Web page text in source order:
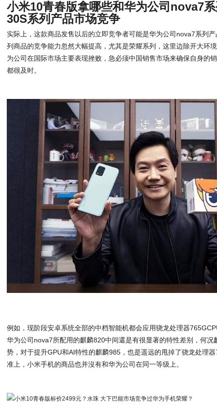
小米10青春版拿哪些和华为公司nova7
30S系列产品市场竞争
实际上，这款商品发售以后的立即竞争者可能是华为公司nova7系列
列商品的竞争能力忽然大幅提高，尤其是荣耀系列，这里边除开大环
为公司在国际市场主要表现挫败，急必须中国销售市场来确保自身的
都很及时。
例如，现阶段安卓系统全部的中档智能机都会应用骁龙处理器
华为公司nova7所配用的麒麟820中间還是有很显著的特性差别，何
势，对于提升GPU和AI特性的麒麟985，也是遥远的甩掉了骁龙处理
准上，小米手机的商品也并沒有和华为公司在同一等级上。